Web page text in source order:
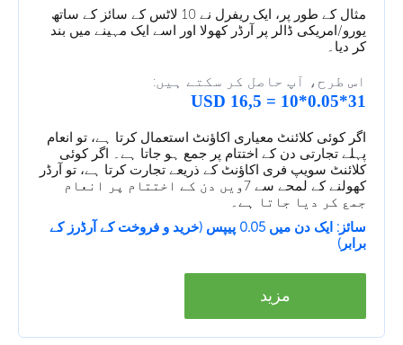
مثال کے طور پر، ایک ریفرل نے 10 لاٹس کے سائز کے ساتھ
یورو/امریکی ڈالر پر آرڈر کھولا اور اسے ایک مہینے میں بند
کر دیا۔
اس طرح، آپ حاصل کر سکتے ہیں:
31*0.05*10 = 16,5 USD
اگر کوئی کلائنٹ معیاری اکاؤنٹ استعمال کرتا ہے، تو انعام
پہلے تجارتی دن کے اختتام پر جمع ہو جاتا ہے۔ اگر کوئی
کلائنٹ سویپ فری اکاؤنٹ کے ذریعے تجارت کرتا ہے، تو آرڈر
کھولنے کے لمحے سے 7ویں دن کے اختتام پر انعام
جمع کر دیا جاتا ہے۔
سائز: ایک دن میں 0.05 پیپس (خرید و فروخت کے آرڈرز کے
برابر)
مزید